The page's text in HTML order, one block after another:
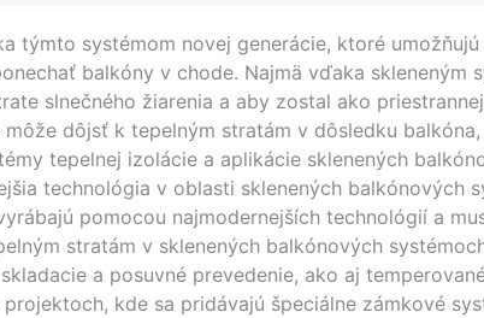
týmto systémom novej generácie, ktoré
balkóny v chode. Najmä vďaka
slnečného žiarenia a aby zostal ako
dôjsť k tepelným stratám v dôsledku
tepelnej izolácie a aplikácie sklenených
technológia v oblasti sklenených balkónových
pomocou najmodernejších technológií a
stratám v sklenených balkónových
a posuvné prevedenie, ako aj
kde sa pridávajú špeciálne zámkové